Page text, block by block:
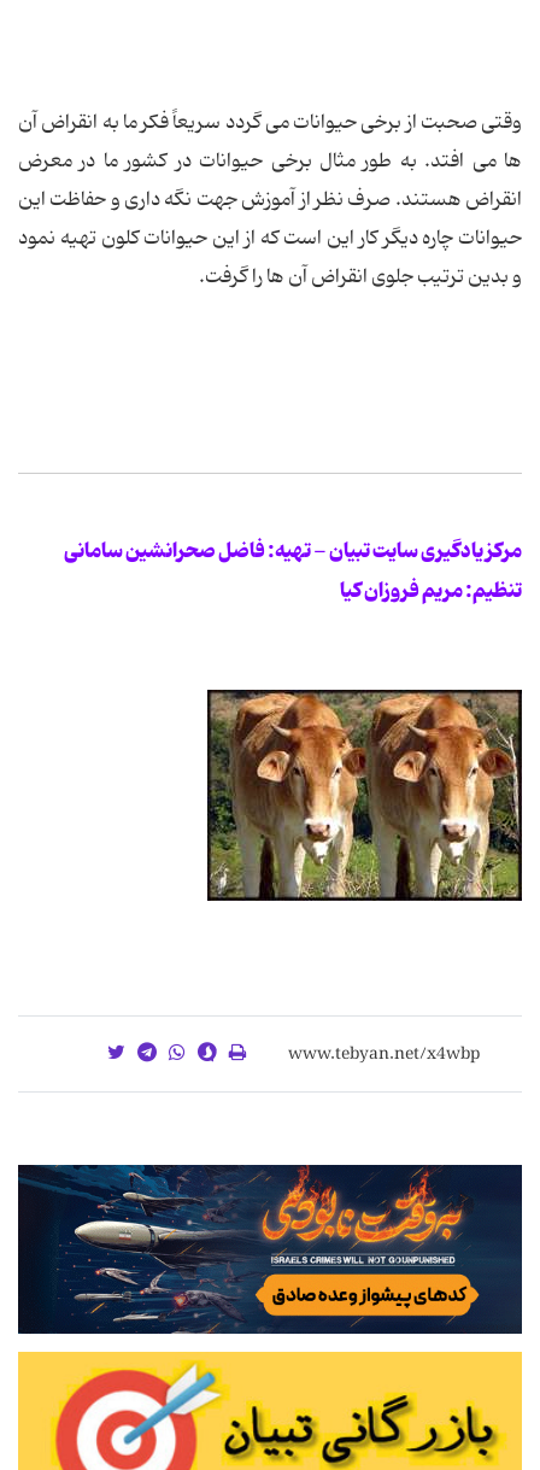
وقتی صحبت از برخی حیوانات می گردد سریعاً فکر ما به انقراض آن
ها می افتد. به طور مثال برخی حیوانات در کشور ما در معرض
انقراض هستند. صرف نظر از آموزش جهت نگه داری و حفاظت این
حیوانات چاره دیگر کار این است که از این حیوانات کلون تهیه نمود
و بدین ترتیب جلوی انقراض آن ها را گرفت.
مرکز یادگیری سایت تبیان - تهیه: فاضل صحرانشین سامانی
تنظیم: مریم فروزان کیا